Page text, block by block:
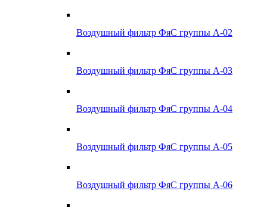
Воздушный фильтр ФяС группы А-02
Воздушный фильтр ФяС группы А-03
Воздушный фильтр ФяС группы А-04
Воздушный фильтр ФяС группы А-05
Воздушный фильтр ФяС группы А-06